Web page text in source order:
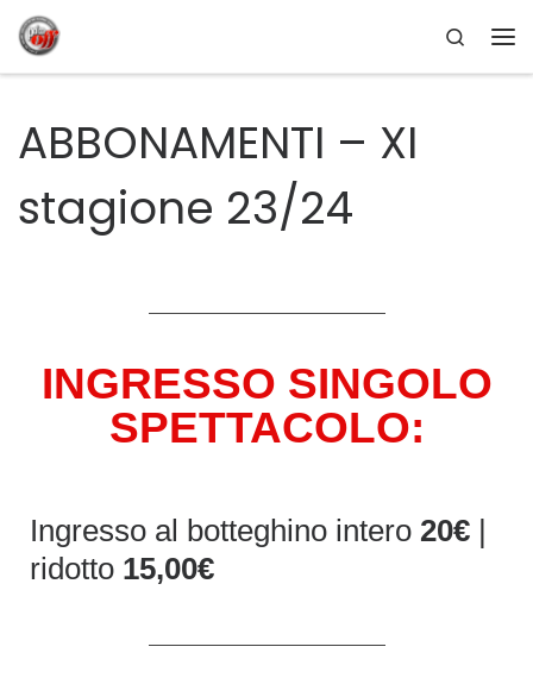
Passa al contenuto Search
ABBONAMENTI – XI
stagione 23/24
INGRESSO SINGOLO
SPETTACOLO:
Ingresso al botteghino intero 20€
ridotto 15,00€